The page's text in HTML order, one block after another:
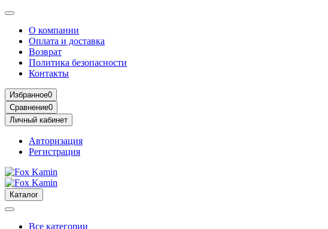
О компании
Оплата и доставка
Возврат
Политика безопасности
Контакты
Избранное0
Сравнение0
Личный кабинет
Авторизация
Регистрация
Каталог
Все категории